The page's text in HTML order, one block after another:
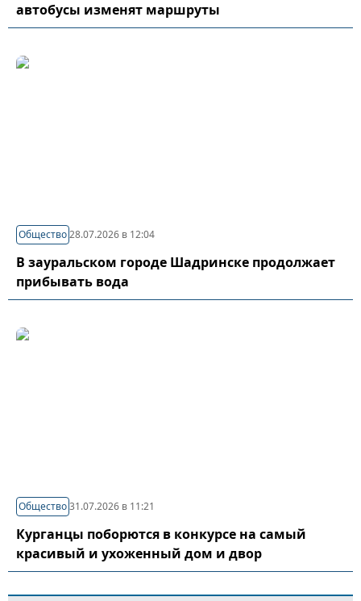
автобусы изменят маршруты
Общество28.07.2026 в 12:04
В зауральском городе Шадринске продолжает
прибывать вода
Общество31.07.2026 в 11:21
Курганцы поборются в конкурсе на самый
красивый и ухоженный дом и двор